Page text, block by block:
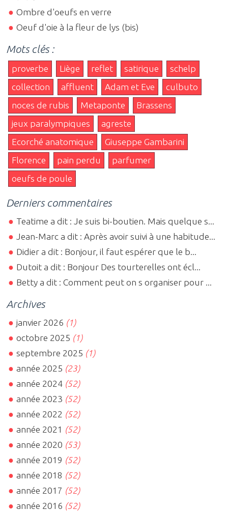
Ombre d'oeufs en verre
Oeuf d'oie à la fleur de lys (bis)
Mots clés :
proverbe Liège reflet satirique
schelp
collection
affluent Adam et Eve
culbuto
noces de rubis
Metaponte
Brassens
jeux paralympiques
agreste
Ecorché anatomique
Giuseppe Gambarini
Florence
pain perdu
parfumer
oeufs de poule
Derniers commentaires
Teatime a dit : Je suis bi-boutien. Mais quelque s...
Jean-Marc a dit : Après avoir suivi à une habitude...
Didier a dit : Bonjour, il faut espérer que le b...
Dutoit a dit : Bonjour Des tourterelles ont écl...
Betty a dit : Comment peut on s organiser pour ...
Archives
janvier 2026 (1)
octobre 2025 (1)
septembre 2025 (1)
année 2025 (23)
année 2024 (52)
année 2023 (52)
année 2022 (52)
année 2021 (52)
année 2020 (53)
année 2019 (52)
année 2018 (52)
année 2017 (52)
année 2016 (52)